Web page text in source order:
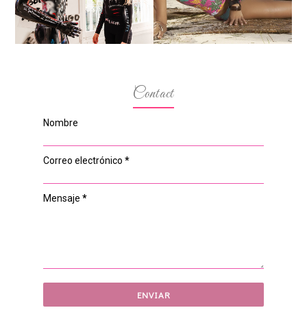
Contact
Nombre
Correo electrónico *
Mensaje *